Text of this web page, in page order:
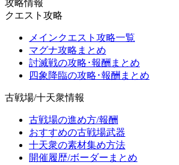
攻略情報
クエスト攻略
メインクエスト攻略一覧
マグナ攻略まとめ
討滅戦の攻略･報酬まとめ
四象降臨の攻略･報酬まとめ
古戦場/十天衆情報
古戦場の進め方/報酬
おすすめの古戦場武器
十天衆の素材集め方法
開催履歴/ボーダーまとめ